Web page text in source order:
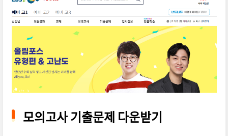
모의고사 기출문제 다운받기